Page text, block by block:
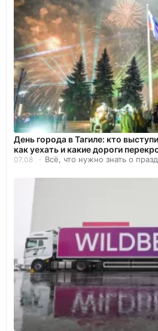
День города в Тагиле: кто
как уехать и какие дороги
07.08 Всё, что нужно знать о